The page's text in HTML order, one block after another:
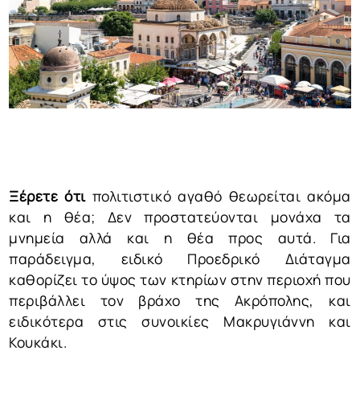
Ξέρετε ότιπολιτιστικό αγαθό θεωρείται ακόμα
και η θέα; Δεν προστατεύονται μονάχα τα
μνημεία αλλά και η θέα προς αυτά. Για
παράδειγμα, ειδικό Προεδρικό Διάταγμα
καθορίζει το ύψος των κτηρίων στην περιοχή που
περιβάλλει τον βράχο της Ακρόπολης, και
ειδικότερα στις συνοικίες Μακρυγιάννη και
Κουκάκι.